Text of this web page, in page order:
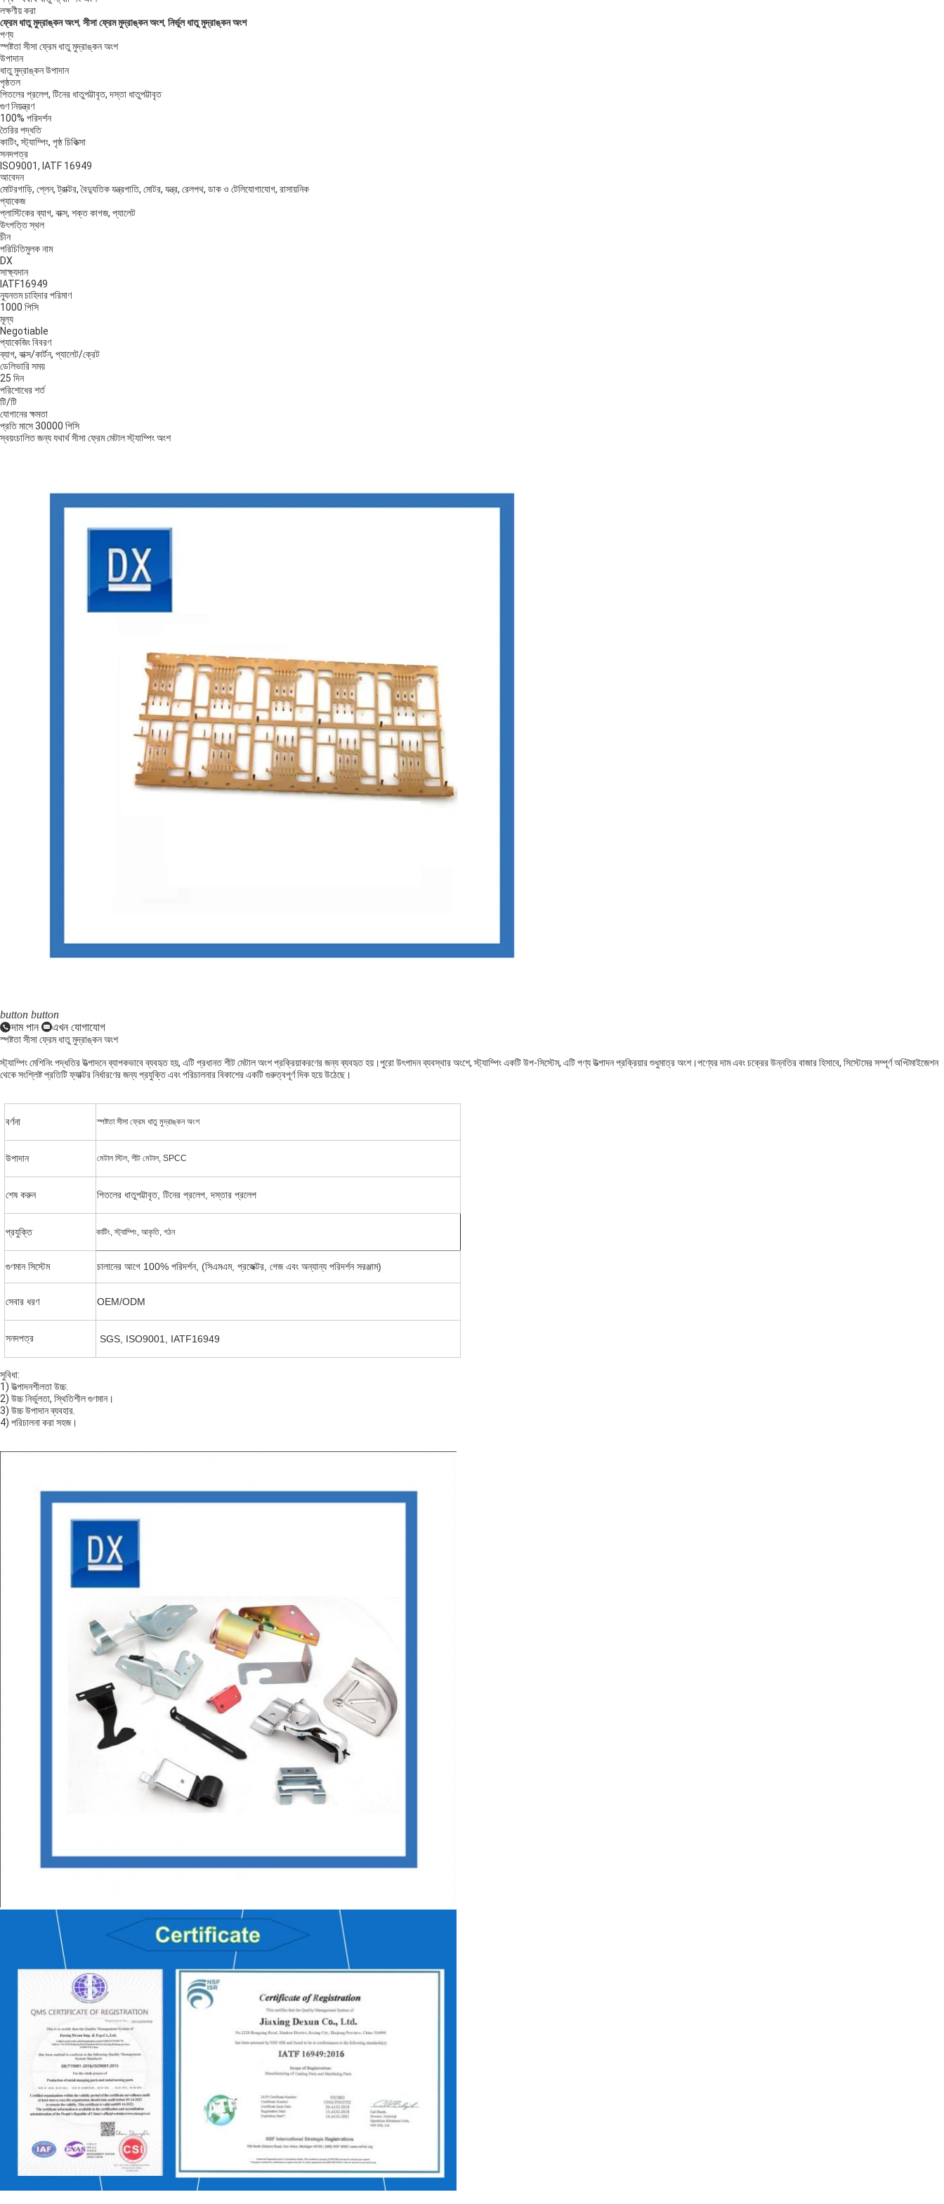
লক্ষণীয় করা
ফ্রেম ধাতু মুদ্রাঙ্কন অংশ, সীসা ফ্রেম মুদ্রাঙ্কন অংশ, নির্ভুল ধাতু মুদ্রাঙ্কন অংশ
পণ্য
স্পষ্টতা সীসা ফ্রেম ধাতু মুদ্রাঙ্কন অংশ
উপাদান
ধাতু মুদ্রাঙ্কন উপাদান
পৃষ্ঠতল
পিতলের প্রলেপ, টিনের ধাতুপট্টাবৃত, দস্তা ধাতুপট্টাবৃত
গুণ নিয়ন্ত্রণ
100% পরিদর্শন
তৈরির পদ্ধতি
কাটিং, স্ট্যাম্পিং, পৃষ্ঠ চিকিত্সা
সনদপত্র
ISO9001, IATF 16949
আবেদন
মোটরগাড়ি, প্লেন, ট্রাক্টর, বৈদ্যুতিক যন্ত্রপাতি, মোটর, যন্ত্র, রেলপথ, ডাক ও টেলিযোগাযোগ, রাসায়নিক
প্যাকেজ
প্লাস্টিকের ব্যাগ, বাক্স, শক্ত কাগজ, প্যালেট
উৎপত্তি স্থল
চীন
পরিচিতিমুলক নাম
DX
সাক্ষ্যদান
IATF16949
ন্যূনতম চাহিদার পরিমাণ
1000 পিসি
মূল্য
Negotiable
প্যাকেজিং বিবরণ
ব্যাগ, বাক্স/কার্টন, প্যালেট/ক্রেট
ডেলিভারি সময়
25 দিন
পরিশোধের শর্ত
টি/টি
যোগানের ক্ষমতা
প্রতি মাসে 30000 পিসি
স্বয়ংচালিত জন্য যথার্থ সীসা ফ্রেম মেটাল স্ট্যাম্পিং অংশ
button button
দাম পান
এখন যোগাযোগ
স্পষ্টতা সীসা ফ্রেম ধাতু মুদ্রাঙ্কন অংশ
স্ট্যাম্পিং মেশিনিং পদ্ধতির উত্পাদনে ব্যাপকভাবে ব্যবহৃত হয়, এটি প্রধানত শীট মেটাল অংশ প্রক্রিয়াকরণের জন্য ব্যবহৃত হয়।পুরো উৎপাদন ব্যবস্থার অংশে, স্ট্যাম্পিং একটি উপ-সিস্টেম, এটি পণ্য উত্পাদন প্রক্রিয়ার শুধুমাত্র অংশ।পণ্যের দাম এবং চক্রের উন্নতির বাজার হিসাবে, সিস্টেমের সম্পূর্ণ অপ্টিমাইজেশন
থেকে সংশ্লিষ্ট প্রতিটি ফ্যাক্টর নির্ধারণের জন্য প্রযুক্তি এবং পরিচালনার বিকাশের একটি গুরুত্বপূর্ণ দিক হয়ে উঠেছে।
বর্ণনা স্পষ্টতা সীসা ফ্রেম ধাতু মুদ্রাঙ্কন অংশ
উপাদান মেটাল স্টিল, শীট মেটাল, SPCC
শেষ করুন পিতলের ধাতুপট্টাবৃত, টিনের প্রলেপ, দস্তার প্রলেপ
প্রযুক্তি কাটিং, স্ট্যাম্পিং, আকৃতি, গঠন
গুণমান সিস্টেম চালানের আগে 100% পরিদর্শন, (সিএমএম, প্রজেক্টর, গেজ এবং অন্যান্য পরিদর্শন সরঞ্জাম)
সেবার ধরণ OEM/ODM
সনদপত্র SGS, ISO9001, IATF16949
সুবিধা:
1) উত্পাদনশীলতা উচ্চ.
2) উচ্চ নির্ভুলতা, স্থিতিশীল গুণমান।
3) উচ্চ উপাদান ব্যবহার.
4) পরিচালনা করা সহজ।